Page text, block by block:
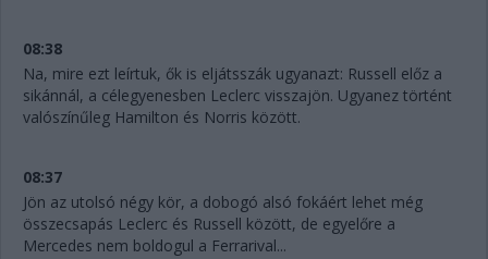
08:38
Na, mire ezt leírtuk, ők is eljátsszák ugyanazt: Russell előz a
sikánnál, a célegyenesben Leclerc visszajön. Ugyanez történt
valószínűleg Hamilton és Norris között.
08:37
Jön az utolsó négy kör, a dobogó alsó fokáért lehet még
összecsapás Leclerc és Russell között, de egyelőre a
Mercedes nem boldogul a Ferrarival...